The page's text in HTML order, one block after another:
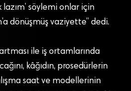
lazım’ söylemi onlar için
dönüşmüş vaziyette” dedi.
ile iş ortamlarında
kâğıdın, prosedürlerin
saat ve modellerinin